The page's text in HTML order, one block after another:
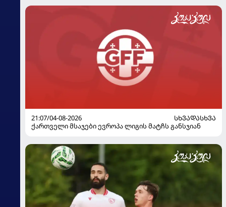
21:07/04-08-2026
ᲡᲮᲕᲐᲓᲐᲡᲮᲕᲐ
ქართველი მსაჯები ევროპა ლიგის მატჩს განსჯიან